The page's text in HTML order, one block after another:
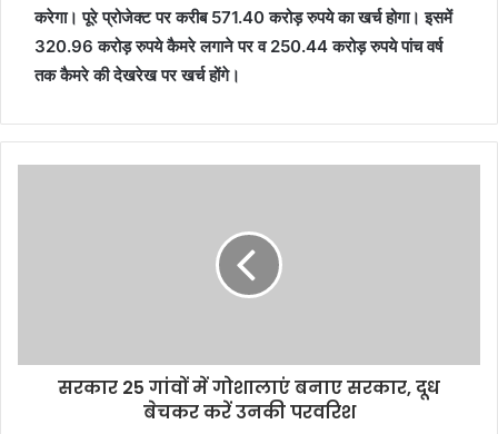
करेगा। पूरे प्रोजेक्ट पर करीब 571.40 करोड़ रुपये का खर्च होगा। इसमें
320.96 करोड़ रुपये कैमरे लगाने पर व 250.44 करोड़ रुपये पांच वर्ष
तक कैमरे की देखरेख पर खर्च होंगे।
सरकार 25 गांवों में गोशालाएं बनाए सरकार, दूध
बेचकर करें उनकी परवरिश